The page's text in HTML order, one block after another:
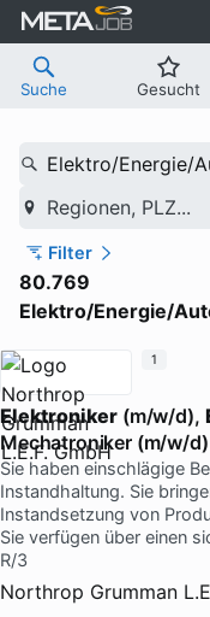
Suche Gesucht
Elektro/Energie/
Regionen, PLZ...
Filter
80.769
Elektro/Energie/
Elektroniker (m/w/d),
Mechatroniker (m/w/
Sie haben einschlägige
Instandhaltung. Sie
Instandsetzung von
Sie verfügen über einen
R/3
Northrop Grumman
1